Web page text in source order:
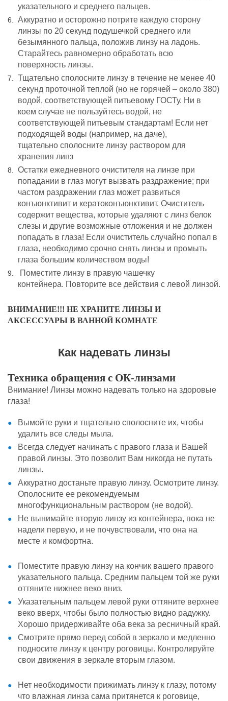
указательного и среднего пальцев.
Аккуратно и осторожно потрите каждую сторону
линзы по 20 секунд подушечкой среднего или
безымянного пальца, положив линзу на ладонь.
Старайтесь равномерно обработать всю
поверхность линзы.
Тщательно сполосните линзу в течение не менее 40
секунд проточной теплой (но не горячей – около 380)
водой, соответствующей питьевому ГОСТу. Ни в
коем случае не пользуйтесь водой, не
соответствующей питьевым стандартам! Если нет
подходящей воды (например, на даче),
тщательно сполосните линзу раствором для
хранения линз
Остатки ежедневного очистителя на линзе при
попадании в глаз могут вызвать раздражение; при
частом раздражении глаз может развиться
конъюнктивит и кератоконъюнктивит. Очиститель
содержит вещества, которые удаляют с линз белок
слезы и другие возможные отложения и не должен
попадать в глаза! Если очиститель случайно попал в
глаза, необходимо срочно снять линзы и промыть
глаза большим количеством воды!
Поместите линзу в правую чашечку
контейнера. Повторите все действия с левой линзой.
ВНИМАНИЕ!!! НЕ ХРАНИТЕ ЛИНЗЫ И
АКСЕССУАРЫ В ВАННОЙ КОМНАТЕ
Как надевать линзы
Техника обращения с ОК-линзами
Внимание! Линзы можно надевать только на здоровые
глаза!
Вымойте руки и тщательно сполосните их, чтобы
удалить все следы мыла.
Всегда следует начинать с правого глаза и Вашей
правой линзы. Это позволит Вам никогда не путать
линзы.
Аккуратно достаньте правую линзу. Осмотрите линзу.
Ополосните ее рекомендуемым
многофункциональным раствором (не водой).
Не вынимайте вторую линзу из контейнера, пока не
надели первую, и не почувствовали, что она на
месте и комфортна.
Поместите правую линзу на кончик вашего правого
указательного пальца. Средним пальцем той же руки
оттяните нижнее веко вниз.
Указательным пальцем левой руки оттяните верхнее
веко вверх, чтобы было полностью видно радужку.
Хорошо придерживайте оба века за ресничный край.
Смотрите прямо перед собой в зеркало и медленно
подносите линзу к центру роговицы. Контролируйте
свои движения в зеркале вторым глазом.
Нет необходимости прижимать линзу к глазу, потому
что влажная линза сама притянется к роговице,